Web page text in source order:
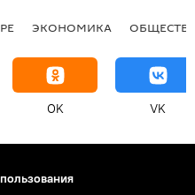
ЭКОНОМИКА
OK VK